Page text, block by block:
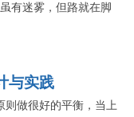
有迷雾，但路就在脚
与实践
则做很好的平衡，当上